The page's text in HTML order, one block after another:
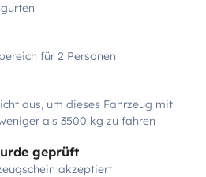
für 2 Personen
aus, um dieses Fahrzeug mit
als 3500 kg zu fahren
geprüft
akzeptiert